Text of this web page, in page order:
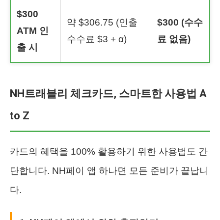
$300
ATM 인
출 시
약 $306.75 (인출
수수료 $3 + α)
$300 (수수
료 없음)
NH트래블리 체크카드, 스마트한 사용법 A
to Z
카드의 혜택을 100% 활용하기 위한 사용법도 간
단합니다. NH페이 앱 하나면 모든 준비가 끝납니
다.